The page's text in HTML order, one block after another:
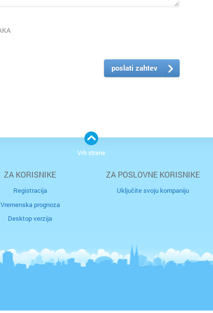
poslati zahtev
ZA KORISNIKE
Registracija
Vremenska prognoza
Desktop verzija
ZA POSLOVNE KORISNIKE
Uključite svoju kompaniju
Vrh strane